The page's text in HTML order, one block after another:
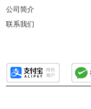
公司简介
联系我们